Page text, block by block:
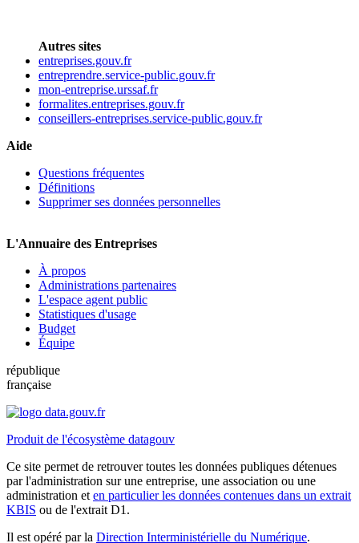
Autres sites
entreprises.gouv.fr
entreprendre.service-public.gouv.fr
mon-entreprise.urssaf.fr
formalites.entreprises.gouv.fr
conseillers-entreprises.service-public.gouv.fr
Aide
Questions fréquentes
Définitions
Supprimer ses données personnelles
L'Annuaire des Entreprises
À propos
Administrations partenaires
L'espace agent public
Statistiques d'usage
Budget
Équipe
république
française
Produit de l'écosystème datagouv
Ce site permet de retrouver toutes les données publiques détenues
par l'administration sur une entreprise, une association ou une
administration et en particulier les données contenues dans un extrait
KBIS ou de l'extrait D1.
Il est opéré par la Direction Interministérielle du Numérique.